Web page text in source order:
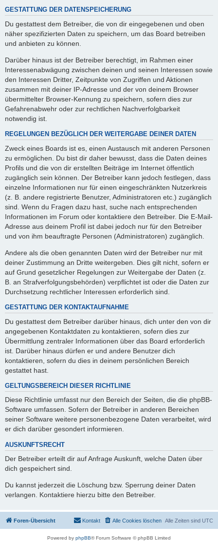
GESTATTUNG DER DATENSPEICHERUNG
Du gestattest dem Betreiber, die von dir eingegebenen und oben
näher spezifizierten Daten zu speichern, um das Board betreiben
und anbieten zu können.
Darüber hinaus ist der Betreiber berechtigt, im Rahmen einer
Interessenabwägung zwischen deinen und seinen Interessen sowie
den Interessen Dritter, Zeitpunkte von Zugriffen und Aktionen
zusammen mit deiner IP-Adresse und der von deinem Browser
übermittelter Browser-Kennung zu speichern, sofern dies zur
Gefahrenabwehr oder zur rechtlichen Nachverfolgbarkeit
notwendig ist.
REGELUNGEN BEZÜGLICH DER WEITERGABE DEINER DATEN
Zweck eines Boards ist es, einen Austausch mit anderen Personen
zu ermöglichen. Du bist dir daher bewusst, dass die Daten deines
Profils und die von dir erstellten Beiträge im Internet öffentlich
zugänglich sein können. Der Betreiber kann jedoch festlegen, dass
einzelne Informationen nur für einen eingeschränkten Nutzerkreis
(z. B. andere registrierte Benutzer, Administratoren etc.) zugänglich
sind. Wenn du Fragen dazu hast, suche nach entsprechenden
Informationen im Forum oder kontaktiere den Betreiber. Die E-Mail-
Adresse aus deinem Profil ist dabei jedoch nur für den Betreiber
und von ihm beauftragte Personen (Administratoren) zugänglich.
Andere als die oben genannten Daten wird der Betreiber nur mit
deiner Zustimmung an Dritte weitergeben. Dies gilt nicht, sofern er
auf Grund gesetzlicher Regelungen zur Weitergabe der Daten (z.
B. an Strafverfolgungsbehörden) verpflichtet ist oder die Daten zur
Durchsetzung rechtlicher Interessen erforderlich sind.
GESTATTUNG DER KONTAKTAUFNAHME
Du gestattest dem Betreiber darüber hinaus, dich unter den von dir
angegebenen Kontaktdaten zu kontaktieren, sofern dies zur
Übermittlung zentraler Informationen über das Board erforderlich
ist. Darüber hinaus dürfen er und andere Benutzer dich
kontaktieren, sofern du dies in deinem persönlichen Bereich
gestattet hast.
GELTUNGSBEREICH DIESER RICHTLINIE
Diese Richtlinie umfasst nur den Bereich der Seiten, die die phpBB-
Software umfassen. Sofern der Betreiber in anderen Bereichen
seiner Software weitere personenbezogene Daten verarbeitet, wird
er dich darüber gesondert informieren.
AUSKUNFTSRECHT
Der Betreiber erteilt dir auf Anfrage Auskunft, welche Daten über
dich gespeichert sind.
Du kannst jederzeit die Löschung bzw. Sperrung deiner Daten
verlangen. Kontaktiere hierzu bitte den Betreiber.
Foren-Übersicht Alle Zeiten sind UTC
Alle Cookies löschen
Kontakt
Powered by phpBB® Forum Software © phpBB Limited